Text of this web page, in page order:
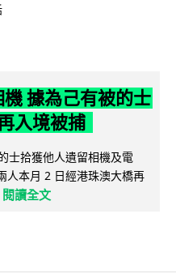
據為己有被的士
入境被捕
士拾獲他人遺留相機及電
人本月 2 日經港珠澳大橋再
閱讀全文